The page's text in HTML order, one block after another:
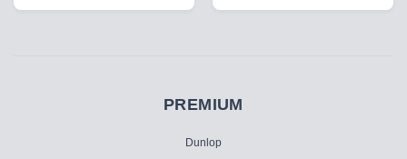
PREMIUM
Dunlop